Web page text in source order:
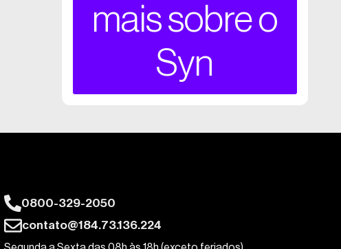
mais sobre o
Syn
0800-329-2050
contato@184.73.136.224